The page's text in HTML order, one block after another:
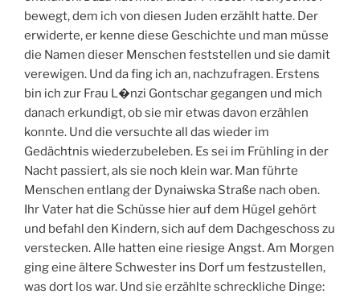
bewegt, dem ich von diesen Juden erzählt hatte. Der
erwiderte, er kenne diese Geschichte und man müsse
die Namen dieser Menschen feststellen und sie damit
verewigen. Und da fing ich an, nachzufragen. Erstens
bin ich zur Frau L�nzi Gontschar gegangen und mich
danach erkundigt, ob sie mir etwas davon erzählen
konnte. Und die versuchte all das wieder im
Gedächtnis wiederzubeleben. Es sei im Frühling in der
Nacht passiert, als sie noch klein war. Man führte
Menschen entlang der Dynaiwska Straße nach oben.
Ihr Vater hat die Schüsse hier auf dem Hügel gehört
und befahl den Kindern, sich auf dem Dachgeschoss zu
verstecken. Alle hatten eine riesige Angst. Am Morgen
ging eine ältere Schwester ins Dorf um festzustellen,
was dort los war. Und sie erzählte schreckliche Dinge: